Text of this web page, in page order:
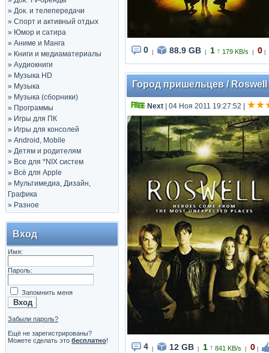
» Док. и телепередачи
» Спорт и активный отдых
» Юмор и сатира
» Аниме и Манга
» Книги и медиаматериалы
» Аудиокниги
» Музыка HD
» Музыка
» Музыка (сборники)
» Программы
» Игры для ПК
» Игры для консолей
» Android, Mobile
» Детям и родителям
» Все для *NIX систем
» Всё для Apple
» Мультимедиа, Дизайн,
Графика
» Разное
Вход
Имя:
Пароль:
Запомнить меня
Забыли пароль?
Ещё не зарегистрированы?
Можете сделать это бесплатно!
0 88.9 GB 1 ↑ 179 KB/s 0
Город пришельцев / Roswell
Next | 04 Ноя 2011 19:27:52
4 12 GB 1 ↑ 841 KB/s 0